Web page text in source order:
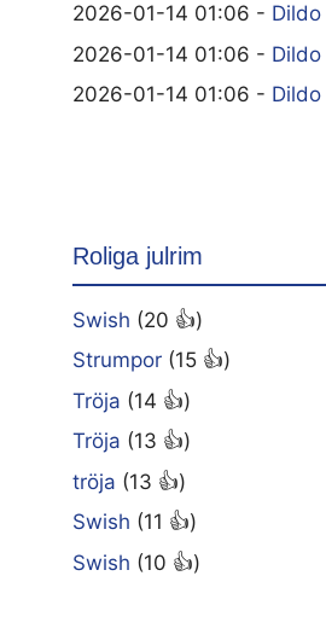
2026-01-14 01:06 - Dildo
2026-01-14 01:06 - Dildo
2026-01-14 01:06 - Dildo
Roliga julrim
Swish (20 👍)
Strumpor (15 👍)
Tröja (14 👍)
Tröja (13 👍)
tröja (13 👍)
Swish (11 👍)
Swish (10 👍)